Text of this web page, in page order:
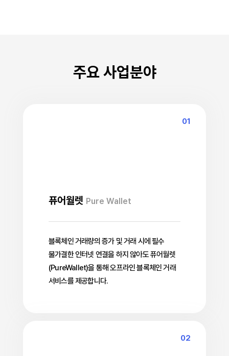
주요 사업분야
퓨어월렛 Pure Wallet
블록체인 거래량의 증가 및 거래 시에 필수
불가결한 인터넷 연결을 하지 않아도 퓨어월렛
(PureWallet)을 통해 오프라인 블록체인 거래
서비스를 제공합니다.